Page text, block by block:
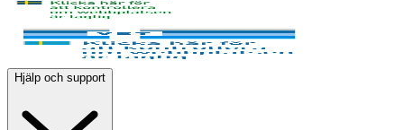
Hjälp och support